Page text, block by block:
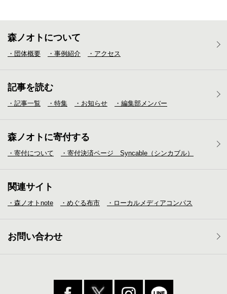
森ノオトについて
・団体概要 ・事例紹介 ・アクセス
記事を読む
・記事一覧 ・特集 ・お知らせ ・編集部メンバー
森ノオトに寄付する
・寄付について ・寄付決済ページ Syncable（シンカブル）
関連サイト
・森ノオトnote ・めぐる布市 ・ローカルメディア コンパス
お問い合わせ